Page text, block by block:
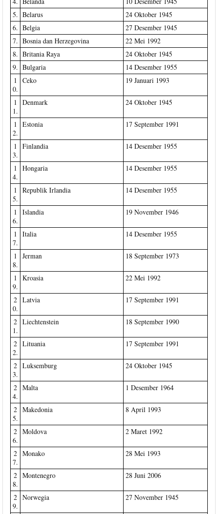
5. Belarus
24 Oktober 1945
6. Belgia
27 Desember 1945
7. Bosnia dan Herzegovina
22 Mei 1992
8. Britania Raya
24 Oktober 1945
9. Bulgaria
14 Desember 1955
1
0.
Ceko 19 Januari 1993
1
1.
Denmark 24 Oktober 1945
1
2.
Estonia 17 September 1991
1
3.
Finlandia 14 Desember 1955
1
4.
Hongaria 14 Desember 1955
1
5.
Republik Irlandia 14 Desember 1955
1
6.
Islandia 19 November 1946
1
7.
Italia 14 Desember 1955
1
8.
Jerman 18 September 1973
1
9.
Kroasia 22 Mei 1992
2
0.
Latvia 17 September 1991
2
1.
Liechtenstein 18 September 1990
2
2.
Lituania 17 September 1991
2
3.
Luksemburg 24 Oktober 1945
2
4.
Malta 1 Desember 1964
2
5.
Makedonia 8 April 1993
2
6.
Moldova 2 Maret 1992
2
7.
Monako 28 Mei 1993
2
8.
Montenegro 28 Juni 2006
2
9.
Norwegia 27 November 1945